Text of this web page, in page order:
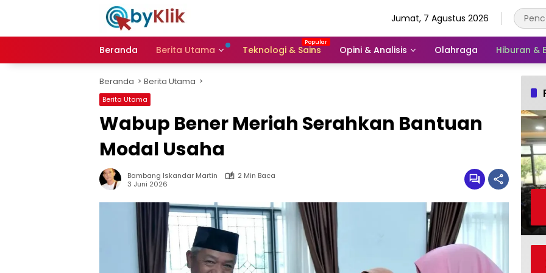
Jumat, 7 Agustus 2026
Beranda Berita Utama Teknologi & Sains Opini & Analisis Olahraga Hiburan &
Beranda Berita Utama
Berita Utama
Wabup Bener Meriah Serahkan Bantuan
Modal Usaha
Bambang Iskandar Martin
2 Min Baca
3 Juni 2026